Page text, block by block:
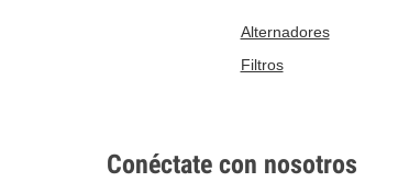
Alternadores
Filtros
Conéctate con nosotros